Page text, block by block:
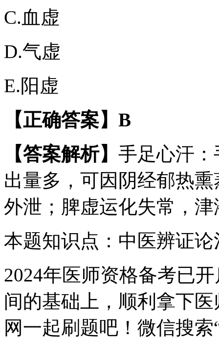
C.血虚
D.气虚
E.阳虚
【正确答案】B
【答案解析】 手足心汗
出量多，可因阴经郁热
外泄；脾虚运化失常，
本题知识点：中医辨证
2024年医师资格备考已
间的基础上，顺利拿下
网一起刷题吧！微信搜